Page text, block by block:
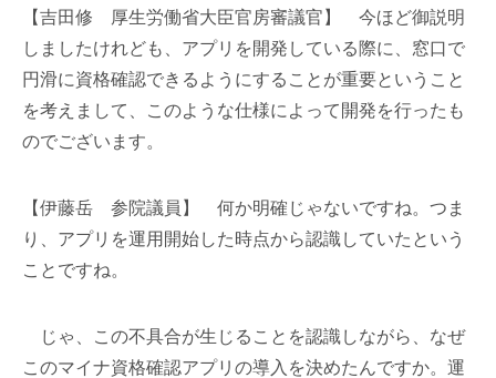
【吉田修 厚生労働省大臣官房審議官】 今ほど御説明
しましたけれども、アプリを開発している際に、窓口で
円滑に資格確認できるようにすることが重要ということ
を考えまして、このような仕様によって開発を行ったも
のでございます。
【伊藤岳 参院議員】 何か明確じゃないですね。つま
り、アプリを運用開始した時点から認識していたという
ことですね。
じゃ、この不具合が生じることを認識しながら、なぜ
このマイナ資格確認アプリの導入を決めたんですか。運